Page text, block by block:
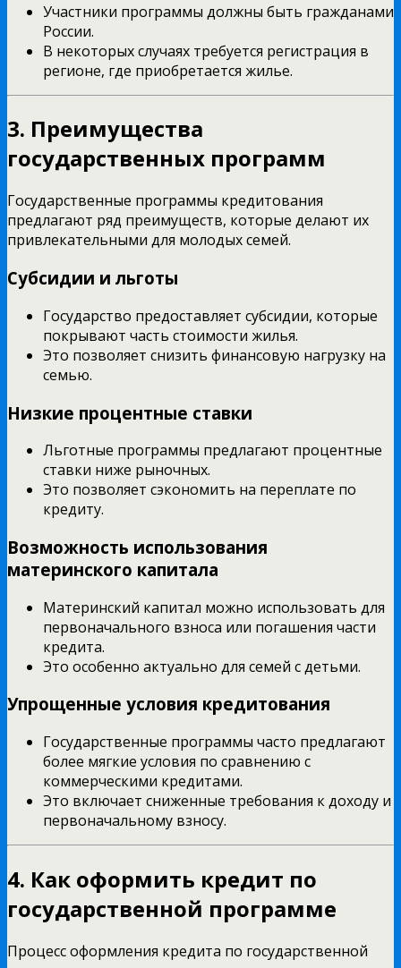
Участники программы должны быть гражданами
России.
В некоторых случаях требуется регистрация в
регионе, где приобретается жилье.
3. Преимущества
государственных программ
Государственные программы кредитования
предлагают ряд преимуществ, которые делают их
привлекательными для молодых семей.
Субсидии и льготы
Государство предоставляет субсидии, которые
покрывают часть стоимости жилья.
Это позволяет снизить финансовую нагрузку на
семью.
Низкие процентные ставки
Льготные программы предлагают процентные
ставки ниже рыночных.
Это позволяет сэкономить на переплате по
кредиту.
Возможность использования
материнского капитала
Материнский капитал можно использовать для
первоначального взноса или погашения части
кредита.
Это особенно актуально для семей с детьми.
Упрощенные условия кредитования
Государственные программы часто предлагают
более мягкие условия по сравнению с
коммерческими кредитами.
Это включает сниженные требования к доходу и
первоначальному взносу.
4. Как оформить кредит по
государственной программе
Процесс оформления кредита по государственной